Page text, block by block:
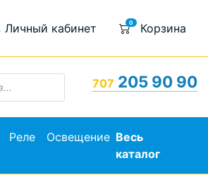
Личный кабинет 0 Корзина
707 205 90 90
Реле Освещение Весь
каталог